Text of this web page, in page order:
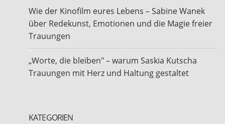
Wie der Kinofilm eures Lebens – Sabine Wanek
über Redekunst, Emotionen und die Magie freier
Trauungen
„Worte, die bleiben" – warum Saskia Kutscha
Trauungen mit Herz und Haltung gestaltet
KATEGORIEN